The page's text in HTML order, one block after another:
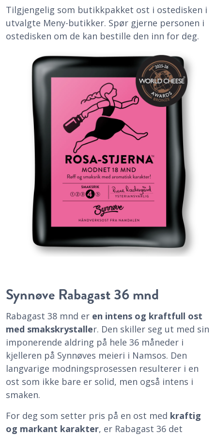
Tilgjengelig som butikkpakket ost i ostedisken i
utvalgte Meny-butikker. Spør gjerne personen i
ostedisken om de kan bestille den inn for deg.
Synnøve Rabagast 36 mnd
Rabagast 38 mnd er en intens og kraftfull ost
med smakskrystaller. Den skiller seg ut med sin
imponerende aldring på hele 36 måneder i
kjelleren på Synnøves meieri i Namsos. Den
langvarige modningsprosessen resulterer i en
ost som ikke bare er solid, men også intens i
smaken.
For deg som setter pris på en ost med kraftig
og markant karakter, er Rabagast 36 det